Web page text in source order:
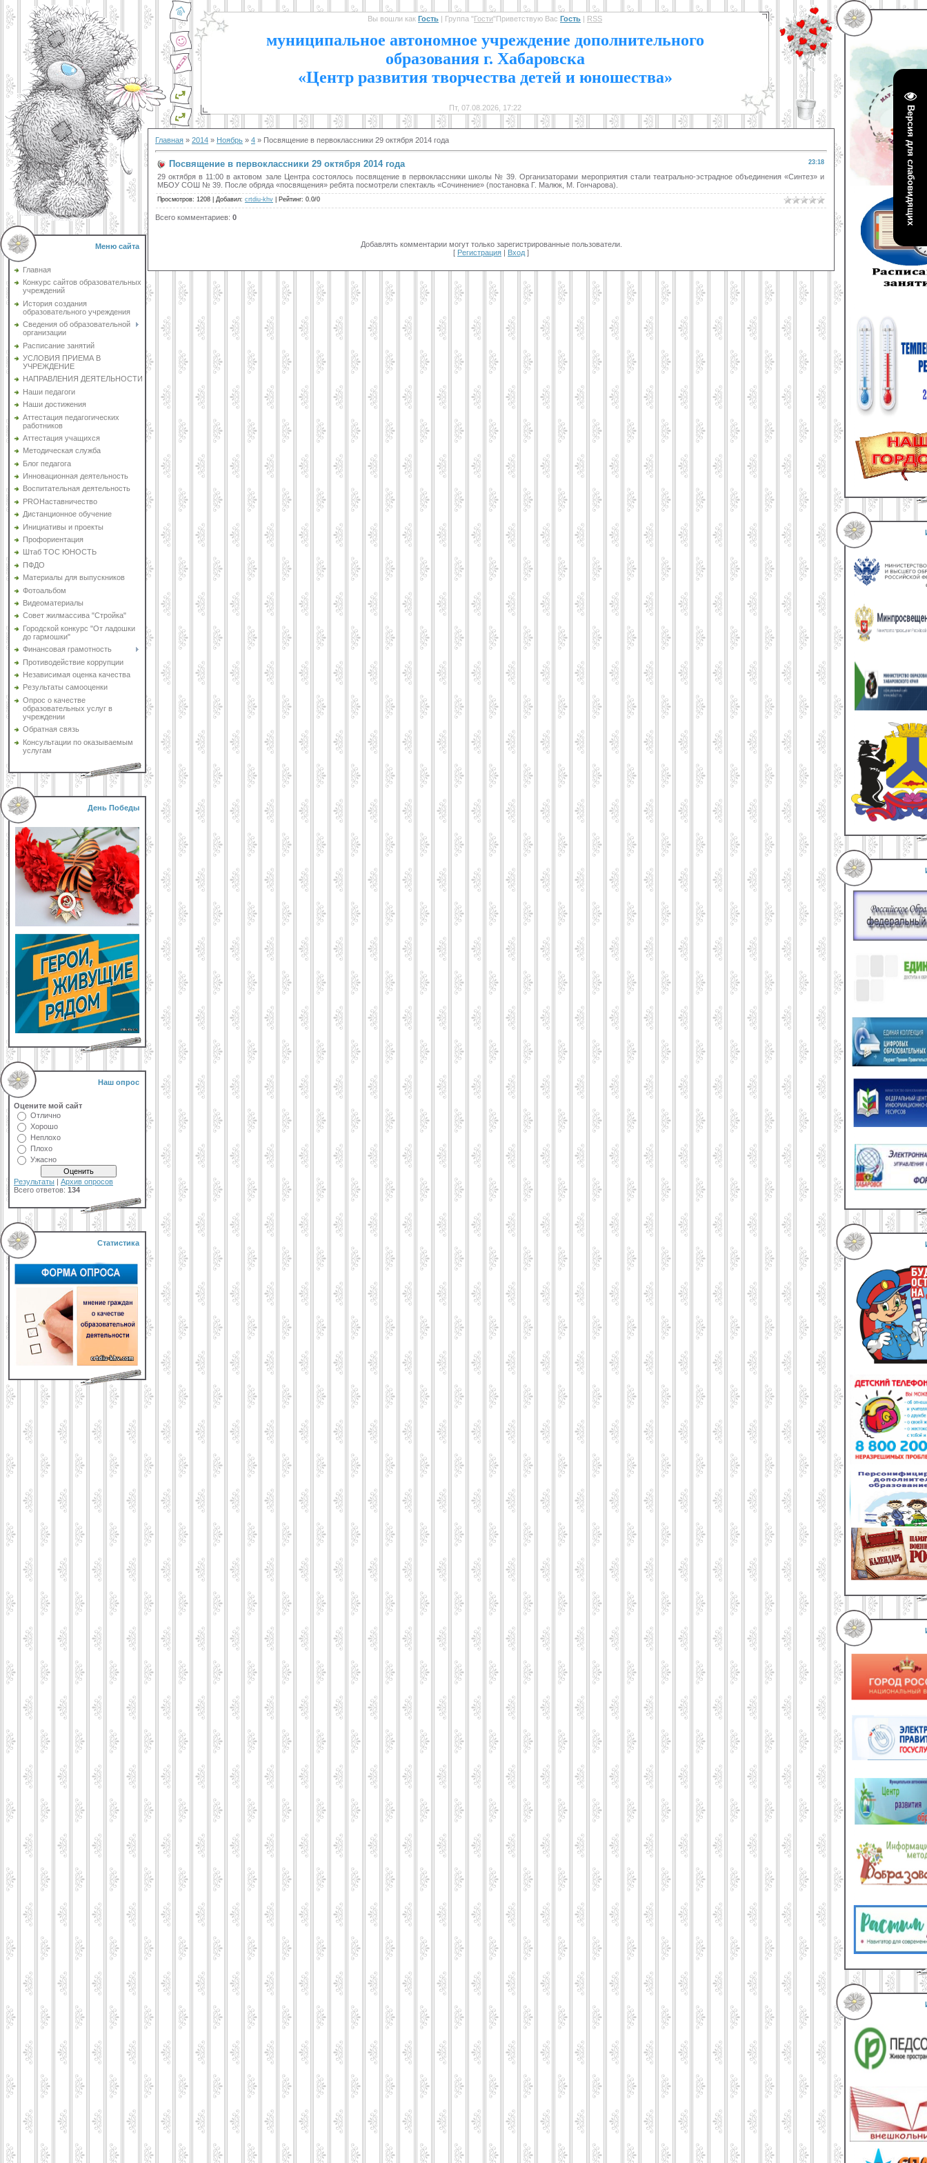
Версия для слабовидящих
Меню сайта
Главная
Конкурс сайтов образовательных
учреждений
История создания
образовательного учреждения
Сведения об образовательной
организации
Расписание занятий
УСЛОВИЯ ПРИЕМА В
УЧРЕЖДЕНИЕ
НАПРАВЛЕНИЯ ДЕЯТЕЛЬНОСТИ
Наши педагоги
Наши достижения
Аттестация педагогических
работников
Аттестация учащихся
Методическая служба
Блог педагога
Инновационная деятельность
Воспитательная деятельность
PROНаставничество
Дистанционное обучение
Инициативы и проекты
Профориентация
Штаб ТОС ЮНОСТЬ
ПФДО
Материалы для выпускников
Фотоальбом
Видеоматериалы
Совет жилмассива "Стройка"
Городской конкурс "От ладошки
до гармошки"
Финансовая грамотность
Противодействие коррупции
Независимая оценка качества
Результаты самооценки
Опрос о качестве
образовательных услуг в
учреждении
Обратная связь
Консультации по оказываемым
услугам
День Победы
Наш опрос
Оцените мой сайт
Отлично
Хорошо
Неплохо
Плохо
Ужасно
Результаты | Архив опросов
Всего ответов: 134
Статистика
Вы вошли как Гость | Группа "Гости"Приветствую Вас Гость | RSS
муниципальное автономное учреждение дополнительного
образования г. Хабаровска
«Центр развития творчества детей и юношества»
Пт, 07.08.2026, 17:22
Главная » 2014 » Ноябрь » 4 » Посвящение в первоклассники 29 октября 2014 года
23:18
Посвящение в первоклассники 29 октября 2014 года
29 октября в 11:00 в актовом зале Центра состоялось посвящение в первоклассники школы № 39. Организаторами мероприятия стали театрально-эстрадное объединения «Синтез» и
МБОУ СОШ № 39. После обряда «посвящения» ребята посмотрели спектакль «Сочинение» (постановка Г. Малюк, М. Гончарова).
Просмотров: 1208 Добавил: crtdiu-khv Рейтинг: 0.0/0
Всего комментариев: 0
Добавлять комментарии могут только зарегистрированные пользователи.
[ Регистрация | Вход ]